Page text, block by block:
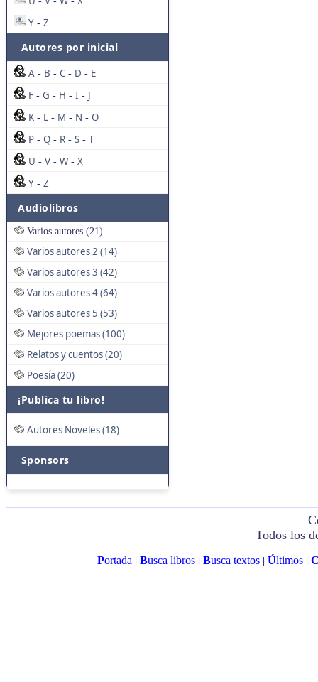
Y - Z
Autores por inicial
A - B - C - D - E
F - G - H - I - J
K - L - M - N - O
P - Q - R - S - T
U - V - W - X
Y - Z
Audiolibros
Varios autores (21)
Varios autores 2 (14)
Varios autores 3 (42)
Varios autores 4 (64)
Varios autores 5 (53)
Mejores poemas (100)
Relatos y cuentos (20)
Poesía (20)
¡Publica tu libro!
Autores Noveles (18)
Sponsors
Todos los
Portada| Busca libros| Busca textos| Últimos|